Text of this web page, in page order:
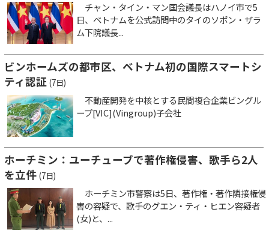
チャン・タイン・マン国会議長はハノイ市で5
日、ベトナムを公式訪問中のタイのソポン・ザラ
ム下院議長...
ビンホームズの都市区、ベトナム初の国際スマートシ
ティ認証 (7日)
不動産開発を中核とする民間複合企業ビングル
ープ[VIC](Vingroup)子会社
ホーチミン：ユーチューブで著作権侵害、歌手ら2人
を立件 (7日)
ホーチミン市警察は5日、著作権・著作隣接権侵
害の容疑で、歌手のグエン・ティ・ヒエン容疑者
(女)と、...